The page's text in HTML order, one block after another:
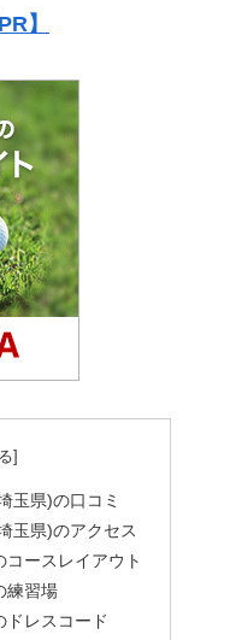
】
玉県)の口コミ
玉県)のアクセス
ースレイアウト
練習場
ドレスコード